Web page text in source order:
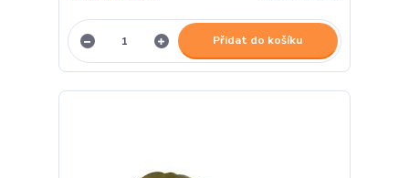
Přidat do košíku